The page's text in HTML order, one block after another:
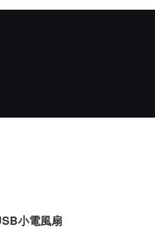
小電風扇